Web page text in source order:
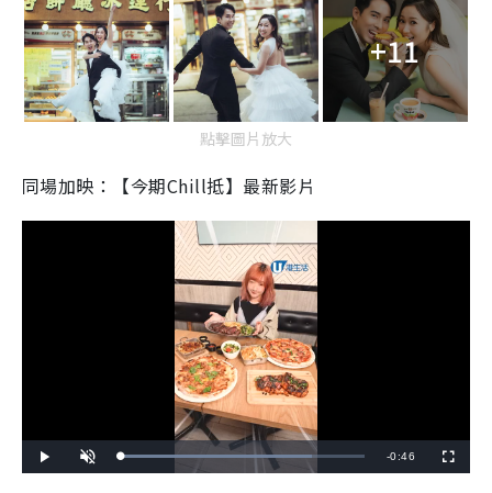
+11
點擊圖片放大
同場加映：【今期Chill抵】最新影片
l
n
L
o
R
-0:46
u